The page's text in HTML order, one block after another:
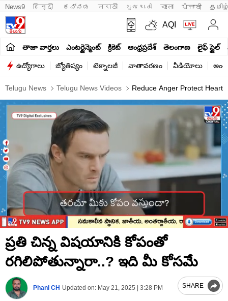
News9 हिन्दी ಕನ್ನಡ मराठी ગુજરાતી বাংলা ਪੰਜਾਬੀ
AQI
తాజా వార్తలు ఎంటర్టైన్మెంట్ క్రికెట్ ఆంధ్రప్రదేశ్ తెలంగాణ లైఫ్ స్టైల్
ఉద్యోగాలు జ్యోతిష్యం టెక్నాలజీ వాతావరణం వీడియోలు
Telugu News Telugu News Videos Reduce Anger Protect Heart
seconds
of
minute,
seconds
ప్రతి చిన్న విషయానికి కోపంతో
రగిలిపోతున్నారా..? ఇది మీ కోసమే
Phani CH Updated on: May 21, 2025 | 3:28 PM SHARE